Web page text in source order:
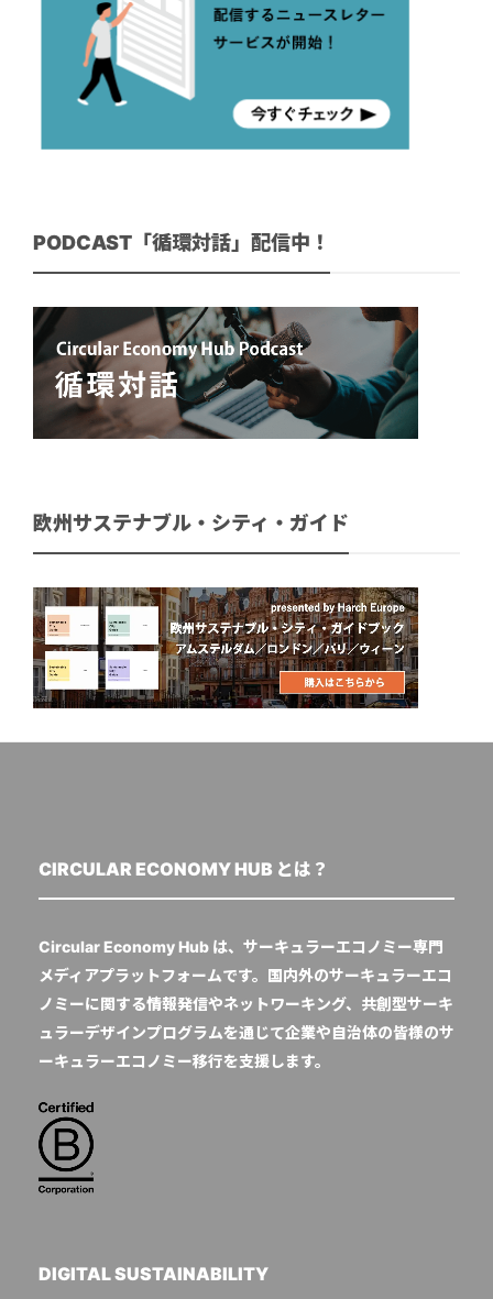
PODCAST「循環対話」配信中！
欧州サステナブル・シティ・ガイド
CIRCULAR ECONOMY HUB とは？
Circular Economy Hub は、サーキュラーエコノミー専門
メディアプラットフォームです。国内外のサーキュラーエコ
ノミーに関する情報発信やネットワーキング、共創型サーキ
ュラーデザインプログラムを通じて企業や自治体の皆様のサ
ーキュラーエコノミー移行を支援します。
DIGITAL SUSTAINABILITY